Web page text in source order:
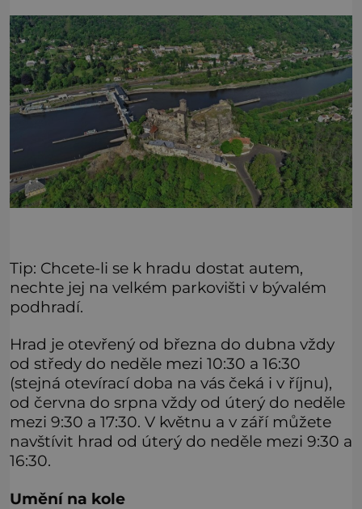
Tip: Chcete-li se k hradu dostat autem,
nechte jej na velkém parkovišti v bývalém
podhradí.
Hrad je otevřený od března do dubna vždy
od středy do neděle mezi 10:30 a 16:30
(stejná otevírací doba na vás čeká i v říjnu),
od června do srpna vždy od úterý do neděle
mezi 9:30 a 17:30. V květnu a v září můžete
navštívit hrad od úterý do neděle mezi 9:30 a
16:30.
Umění na kole